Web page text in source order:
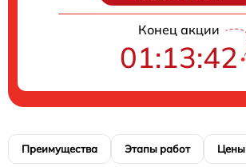
Конец акции
01:13:41
Преимущества Этапы работ Цены